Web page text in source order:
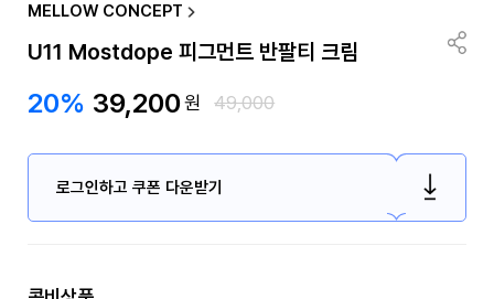
MELLOW CONCEPT
U11 Mostdope 피그먼트 반팔티 크림
20% 39,200원 49,000
로그인하고 쿠폰 다운받기